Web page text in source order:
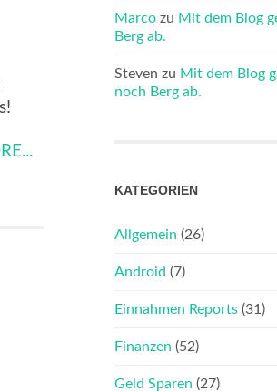
Marco zu Mit dem Blog
Berg ab.
Steven zu Mit dem Blog
noch Berg ab.
KATEGORIEN
Allgemein (26)
Android (7)
Einnahmen Reports (31)
Finanzen (52)
Geld Sparen (27)